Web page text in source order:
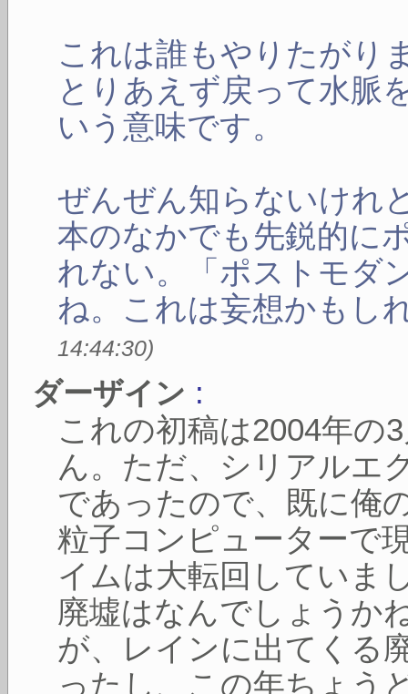
これは誰もやりたがり
とりあえず戻って水脈
いう意味です。
ぜんぜん知らないけれ
本のなかでも先鋭的に
れない。「ポストモダ
ね。これは妄想かもし
14:44:30)
ダーザイン :
これの初稿は2004年の
ん。ただ、シリアルエ
であったので、既に俺
粒子コンピューターで
イムは大転回していま
廃墟はなんでしょうか
が、レインに出てくる
ったし、この年ちょう